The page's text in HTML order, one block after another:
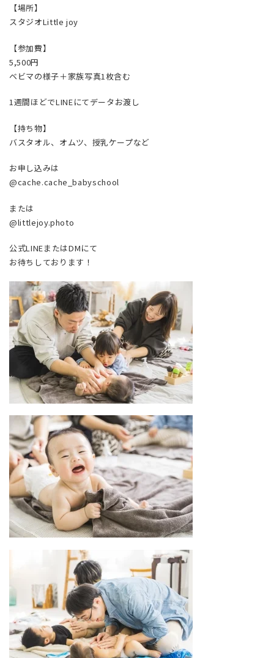
【場所】
スタジオLittle joy
【参加費】
5,500円
ベビマの様子＋家族写真1枚含む
1週間ほどでLINEにてデータお渡し
【持ち物】
バスタオル、オムツ、授乳ケープなど
お申し込みは
@cache.cache_babyschool
または
@littlejoy.photo
公式LINEまたはDMにて
お待ちしております！